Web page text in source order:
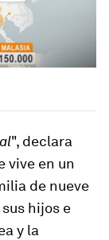
", declara
vive en un
de nueve
hijos e
y la